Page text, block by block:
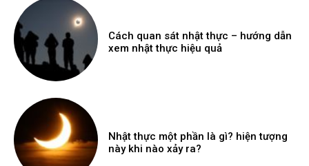
Cách quan sát nhật thực – hướng dẫn
xem nhật thực hiệu quả
Nhật thực một phần là gì? hiện tượng
này khi nào xảy ra?